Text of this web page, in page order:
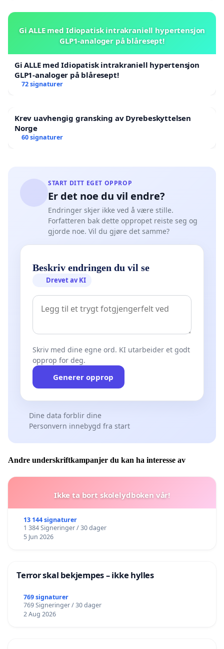
Gi ALLE med Idiopatisk intrakraniell hypertensjon
GLP1-analoger på blåresept!
Gi ALLE med Idiopatisk intrakraniell hypertensjon
GLP1-analoger på blåresept!
72 signaturer
Krev uavhengig gransking av Dyrebeskyttelsen
Norge
60 signaturer
START DITT EGET OPPROP
Er det noe du vil endre?
Endringer skjer ikke ved å være stille.
Forfatteren bak dette oppropet reiste seg og
gjorde noe. Vil du gjøre det samme?
Beskriv endringen du vil se
Drevet av KI
Skriv med dine egne ord. KI utarbeider et godt
opprop for deg.
Generer opprop
Dine data forblir dine
Personvern innebygd fra start
Andre underskriftkampanjer du kan ha interesse av
Ikke ta bort skolelydboken vår!
13 144 signaturer
1 384 Signeringer / 30 dager
5 Jun 2026
Terror skal bekjempes – ikke hylles
769 signaturer
769 Signeringer / 30 dager
2 Aug 2026